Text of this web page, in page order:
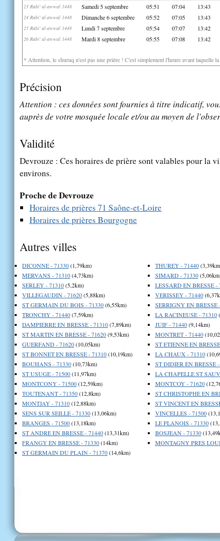
23 Rabi' al-awwal 1448 Samedi 5 septembre 05:51 07:04 13:43
24 Rabi' al-awwal 1448 Dimanche 6 septembre 05:52 07:05 13:43
25 Rabi' al-awwal 1448 Lundi 7 septembre 05:54 07:07 13:42
26 Rabi' al-awwal 1448 Mardi 8 septembre 05:55 07:08 13:42
* Attention, le shuruq n'est pas une prière ! C'est simplement l'heure avant laquelle
Précision
Attention : ces données sont fournies à titre indicatif,
auprès de votre mosquée locale et/ou au moyen de
Validité
Devrouze : Ces horaires de prière sont valables pour la
environs.
Proche de Devrouze
Horaires de prières 71 Saône-et-Loire
Horaires de prières Bourgogne
Autres villes
DICONNE - 71330(1,79km)
MERVANS - 71310(4,73km)
SERLEY - 71310(5,2km)
VILLEGAUDIN - 71620(5,88km)
ST GERMAIN DU BOIS - 71330(6,55km)
TRONCHY - 71440(7,59km)
DAMPIERRE EN BRESSE - 71310(7,89km)
ST MARTIN EN BRESSE - 71620(9,53km)
GUERFAND - 71620(10,05km)
ST BONNET EN BRESSE - 71310(10,19km)
BOUHANS - 71330(10,73km)
ST USUGE - 71500(11,97km)
MONTCONY - 71500(12,59km)
TOUTENANT - 71350(12,8km)
MONTJAY - 71310(12,88km)
SENS SUR SEILLE - 71330(13,06km)
BRANGES - 71500(13,18km)
ST ANDRE EN BRESSE - 71440(13,31km)
FRANGY EN BRESSE - 71330(14km)
ST GERMAIN DU PLAIN - 71370(14,6km)
THUREY - 71440
SIMARD - 71330
LESSARD EN BRESSE -
VERISSEY - 71440
SERRIGNY EN BRESSE
LA RACINEUSE - 71310
JUIF - 71440(9,14km)
MONTRET - 71440
ST ETIENNE EN
LA CHAUX - 71310
ST DIDIER EN BRESSE
LA CHAPELLE ST
MONTCOY - 71620
ST CHRISTOPHE EN
ST VINCENT EN
VINCELLES - 71500
LE PLANOIS - 71330
BOSJEAN - 71330
MONTAGNY PRES